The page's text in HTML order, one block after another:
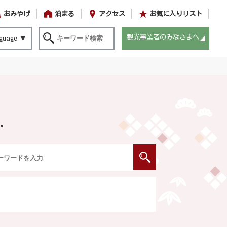
おみやげ 泊まる アクセス お気に入りリスト
観光事業者のみなさまへ